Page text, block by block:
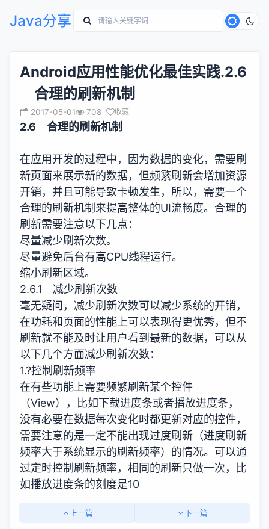
Java分享
Android应用性能优化最佳实践.2.6
合理的刷新机制
2017-05-01 708 收藏
2.6 合理的刷新机制
在应用开发的过程中，因为数据的变化，需要刷
新页面来展示新的数据，但频繁刷新会增加资源
开销，并且可能导致卡顿发生，所以，需要一个
合理的刷新机制来提高整体的UI流畅度。合理的
刷新需要注意以下几点：
尽量减少刷新次数。
尽量避免后台有高CPU线程运行。
缩小刷新区域。
2.6.1 减少刷新次数
毫无疑问，减少刷新次数可以减少系统的开销，
在功耗和页面的性能上可以表现得更优秀，但不
刷新就不能及时让用户看到最新的数据，可以从
以下几个方面减少刷新次数：
1.?控制刷新频率
在有些功能上需要频繁刷新某个控件
（View），比如下载进度条或者播放进度条，
没有必要在数据每次变化时都更新对应的控件，
需要注意的是一定不能出现过度刷新（进度刷新
频率大于系统显示的刷新频率）的情况。可以通
过定时控制刷新频率，相同的刷新只做一次，比
如播放进度条的刻度是10
上一篇 下一篇